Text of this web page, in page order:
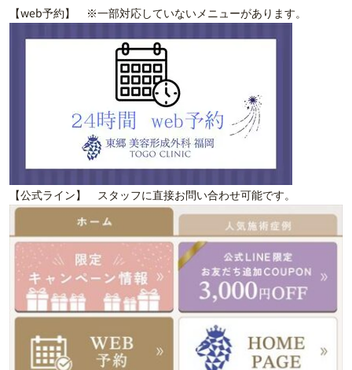
【web予約】 ※一部対応していないメニューがあります。
【公式ライン】 スタッフに直接お問い合わせ可能です。